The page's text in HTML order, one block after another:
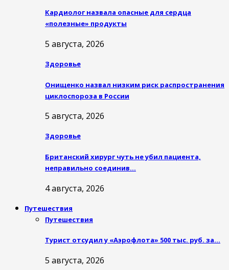
Кардиолог назвала опасные для сердца
«полезные» продукты
5 августа, 2026
Здоровье
Онищенко назвал низким риск распространения
циклоспороза в России
5 августа, 2026
Здоровье
Британский хирург чуть не убил пациента,
неправильно соединив…
4 августа, 2026
Путешествия
Путешествия
Турист отсудил у «Аэрофлота» 500 тыс. руб. за…
5 августа, 2026